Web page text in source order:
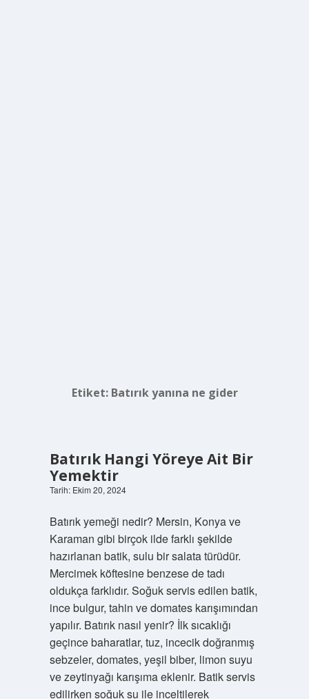
Etiket: Batırık yanına ne gider
Batırık Hangi Yöreye Ait Bir
Yemektir
Tarih: Ekim 20, 2024
Batırık yemeği nedir? Mersin, Konya ve
Karaman gibi birçok ilde farklı şekilde
hazırlanan batik, sulu bir salata türüdür.
Mercimek köftesine benzese de tadı
oldukça farklıdır. Soğuk servis edilen batik,
ince bulgur, tahin ve domates karışımından
yapılır. Batırık nasıl yenir? İlk sıcaklığı
geçince baharatlar, tuz, incecik doğranmış
sebzeler, domates, yeşil biber, limon suyu
ve zeytinyağı karışıma eklenir. Batik servis
edilirken soğuk su ile inceltilerek